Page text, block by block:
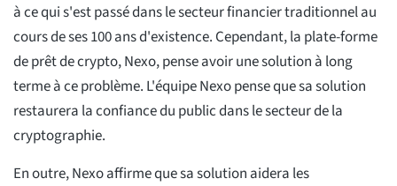
à ce qui s'est passé dans le secteur financier traditionnel au
cours de ses 100 ans d'existence. Cependant, la plate-forme
de prêt de crypto, Nexo, pense avoir une solution à long
terme à ce problème. L'équipe Nexo pense que sa solution
restaurera la confiance du public dans le secteur de la
cryptographie.
En outre, Nexo affirme que sa solution aidera les